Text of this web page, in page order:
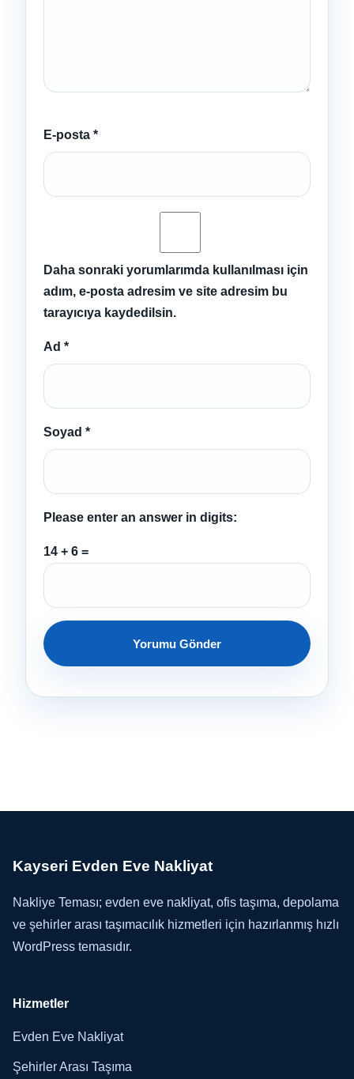
E-posta *
Daha sonraki yorumlarımda kullanılması için
adım, e-posta adresim ve site adresim bu
tarayıcıya kaydedilsin.
Ad *
Soyad *
Please enter an answer in digits:
14 + 6 =
Kayseri Evden Eve Nakliyat
Nakliye Teması; evden eve nakliyat, ofis taşıma, depolama
ve şehirler arası taşımacılık hizmetleri için hazırlanmış hızlı
WordPress temasıdır.
Hizmetler
Evden Eve Nakliyat
Şehirler Arası Taşıma